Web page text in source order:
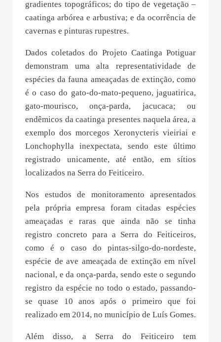
gradientes topográficos; do tipo de vegetação –
caatinga arbórea e arbustiva; e da ocorrência de
cavernas e pinturas rupestres.
Dados coletados do Projeto Caatinga Potiguar
demonstram uma alta representatividade de
espécies da fauna ameaçadas de extinção, como
é o caso do gato-do-mato-pequeno, jaguatirica,
gato-mourisco, onça-parda, jacucaca; ou
endêmicos da caatinga presentes naquela área, a
exemplo dos morcegos Xeronycteris vieiriai e
Lonchophylla inexpectata, sendo este último
registrado unicamente, até então, em sítios
localizados na Serra do Feiticeiro.
Nos estudos de monitoramento apresentados
pela própria empresa foram citadas espécies
ameaçadas e raras que ainda não se tinha
registro concreto para a Serra do Feiticeiros,
como é o caso do pintas-silgo-do-nordeste,
espécie de ave ameaçada de extinção em nível
nacional, e da onça-parda, sendo este o segundo
registro da espécie no todo o estado, passando-
se quase 10 anos após o primeiro que foi
realizado em 2014, no município de Luís Gomes.
Além disso, a Serra do Feiticeiro tem